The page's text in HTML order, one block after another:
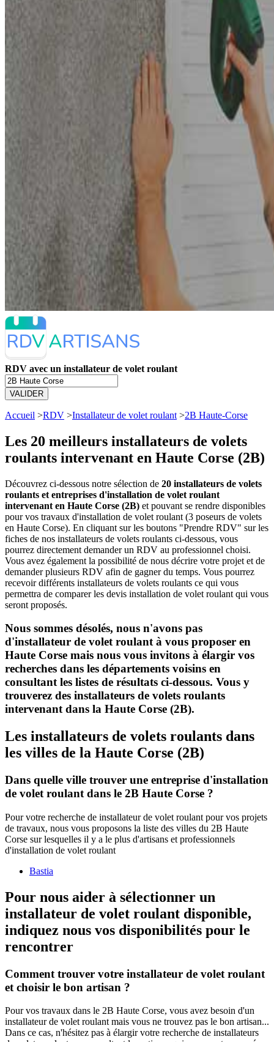
RDV avec un installateur de volet roulant
VALIDER
Accueil >RDV >Installateur de volet roulant >2B Haute-Corse
Les 20 meilleurs installateurs de volets
roulants intervenant en Haute Corse (2B)
Découvrez ci-dessous notre sélection de 20 installateurs de volets
roulants et entreprises d'installation de volet roulant
intervenant en Haute Corse (2B) et pouvant se rendre disponibles
pour vos travaux d'installation de volet roulant (3 poseurs de volets
en Haute Corse). En cliquant sur les boutons "Prendre RDV" sur les
fiches de nos installateurs de volets roulants ci-dessous, vous
pourrez directement demander un RDV au professionnel choisi.
Vous avez également la possibilité de nous décrire votre projet et de
demander plusieurs RDV afin de gagner du temps. Vous pourrez
recevoir différents installateurs de volets roulants ce qui vous
permettra de comparer les devis installation de volet roulant qui vous
seront proposés.
Nous sommes désolés, nous n'avons pas
d'installateur de volet roulant à vous proposer en
Haute Corse mais nous vous invitons à élargir vos
recherches dans les départements voisins en
consultant les listes de résultats ci-dessous. Vous y
trouverez des installateurs de volets roulants
intervenant dans la Haute Corse (2B).
Les installateurs de volets roulants dans
les villes de la Haute Corse (2B)
Dans quelle ville trouver une entreprise d'installation
de volet roulant dans le 2B Haute Corse ?
Pour votre recherche de installateur de volet roulant pour vos projets
de travaux, nous vous proposons la liste des villes du 2B Haute
Corse sur lesquelles il y a le plus d'artisans et professionnels
d'installation de volet roulant
Bastia
Pour nous aider à sélectionner un
installateur de volet roulant disponible,
indiquez nous vos disponibilités pour le
rencontrer
Comment trouver votre installateur de volet roulant
et choisir le bon artisan ?
Pour vos travaux dans le 2B Haute Corse, vous avez besoin d'un
installateur de volet roulant mais vous ne trouvez pas le bon artisan...
Dans ce cas, n'hésitez pas à élargir votre recherche de installateurs